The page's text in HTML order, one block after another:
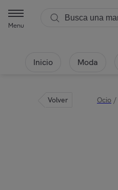
Menu
Inicio Moda
Volver Ocio /